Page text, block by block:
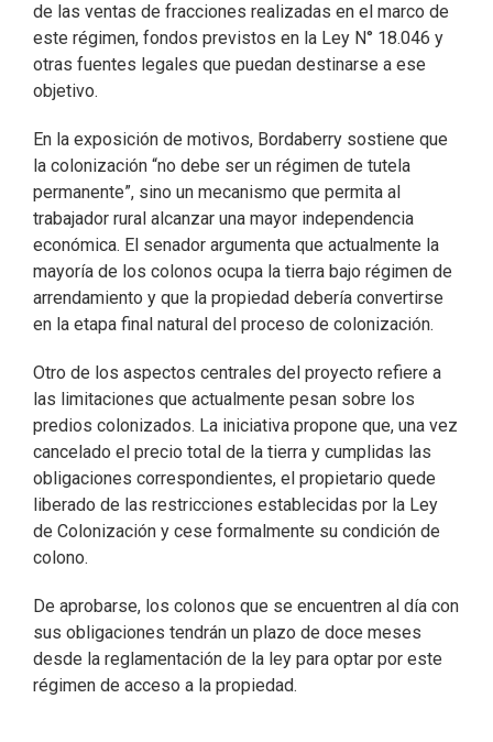
de las ventas de fracciones realizadas en el marco de
este régimen, fondos previstos en la Ley N° 18.046 y
otras fuentes legales que puedan destinarse a ese
objetivo.
En la exposición de motivos, Bordaberry sostiene que
la colonización “no debe ser un régimen de tutela
permanente”, sino un mecanismo que permita al
trabajador rural alcanzar una mayor independencia
económica. El senador argumenta que actualmente la
mayoría de los colonos ocupa la tierra bajo régimen de
arrendamiento y que la propiedad debería convertirse
en la etapa final natural del proceso de colonización.
Otro de los aspectos centrales del proyecto refiere a
las limitaciones que actualmente pesan sobre los
predios colonizados. La iniciativa propone que, una vez
cancelado el precio total de la tierra y cumplidas las
obligaciones correspondientes, el propietario quede
liberado de las restricciones establecidas por la Ley
de Colonización y cese formalmente su condición de
colono.
De aprobarse, los colonos que se encuentren al día con
sus obligaciones tendrán un plazo de doce meses
desde la reglamentación de la ley para optar por este
régimen de acceso a la propiedad.